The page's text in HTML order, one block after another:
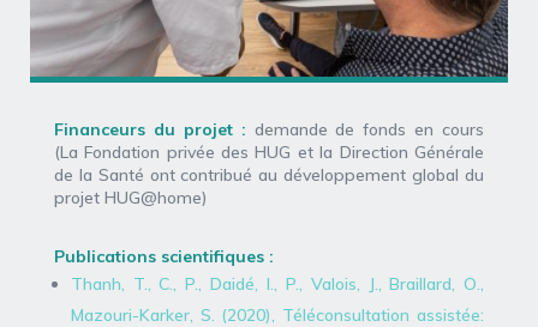
Financeurs du projet : demande de fonds en cours
(La Fondation privée des HUG et la Direction Générale
de la Santé ont contribué au développement global du
projet HUG@home)
Publications scientifiques :
Thanh, T., C., P., Daidé, I., P., Valois, J., Braillard, O.,
Mazouri-Karker, S. (2020), Téléconsultation assistée: